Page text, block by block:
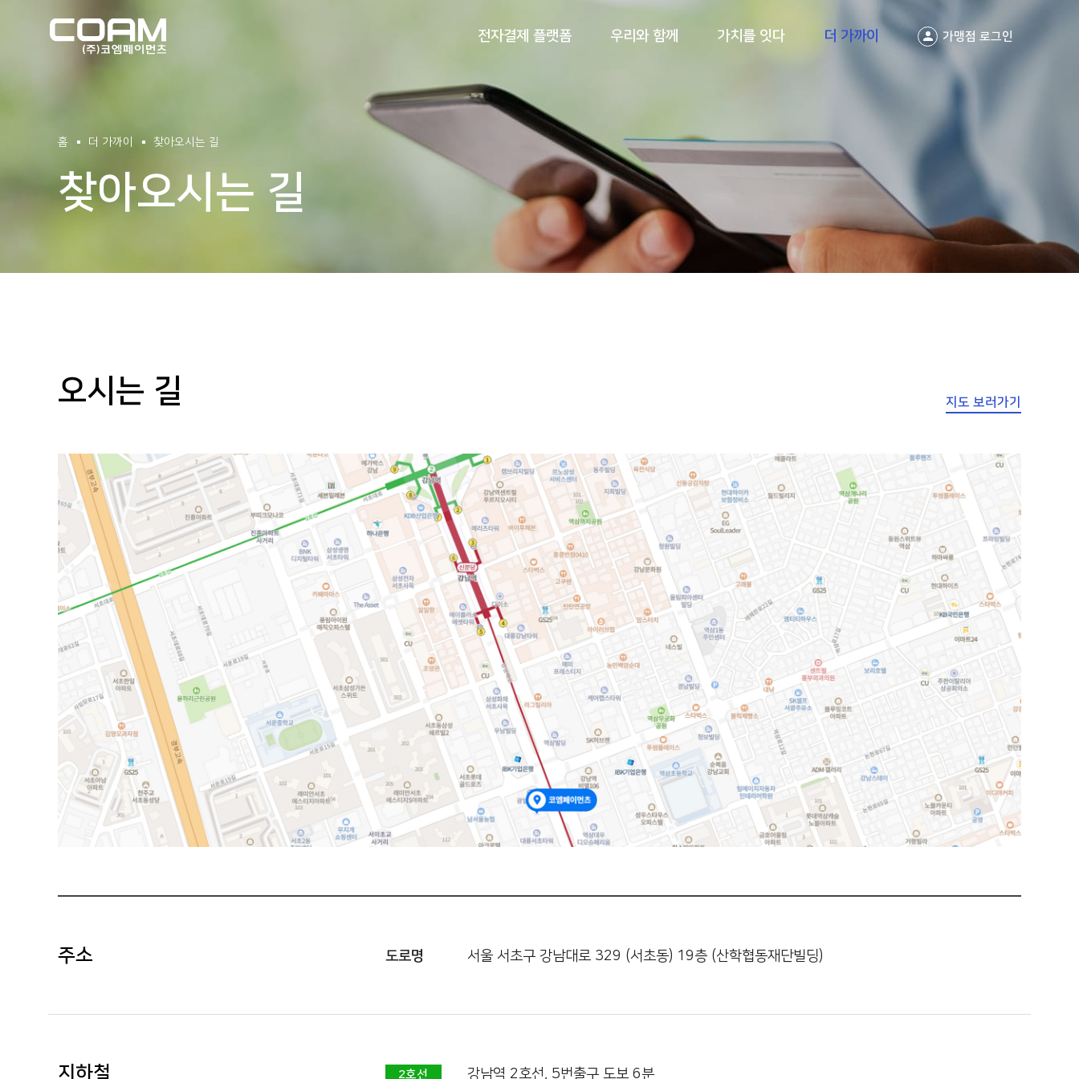
(주)코엠페이먼츠
전자결제 플랫폼 우리와 함께 가치를 잇다 더 가까이 가맹점 로그인
홈 더 가까이 찾아오시는 길
찾아오시는 길
오시는 길 지도 보러가기
주소 도로명 서울 서초구 강남대로 329 (서초동) 19층 (산학협동재단빌딩)
지하철 2호선 강남역 2호선, 5번출구 도보 6분